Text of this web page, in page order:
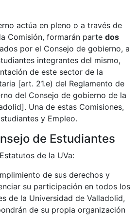
actúa en pleno o a través de
Comisión, formarán parte dos
por el Consejo de gobierno, a
integrantes del mismo,
de este sector de la
[art. 21.e) del Reglamento de
del Consejo de gobierno de la
Una de estas Comisiones,
y Empleo.
de Estudiantes
de la UVa:
de sus derechos y
su participación en todos los
de la Universidad de Valladolid,
de su propia organización